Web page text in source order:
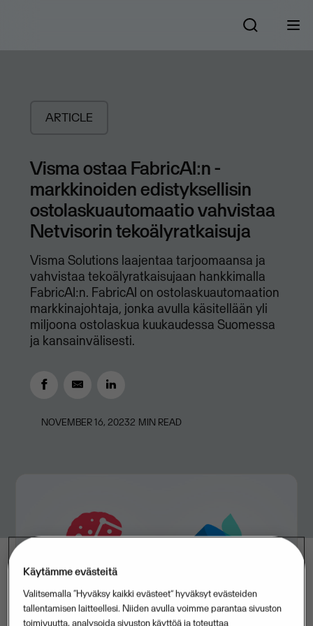
ARTICLE
Visma ostaa FabricAI:n -
markkinoiden edistyksellisin
ostolaskuautomaatio vahvistaa
Netvisorin tekoälyratkaisuja
Visma Solutions laajentaa tarjoomaansa ja
vahvistaa tekoälyratkaisujaan hankkimalla
FabricAI:n. FabricAI on ostolaskuautomaation
markkinajohtaja, jonka avulla käsitellään yli
miljoona ostolaskua kuukaudessa Suomessa
ja kansainvälisesti.
NOVEMBER 16, 20232 MIN READ
Käytämme evästeitä
Valitsemalla “Hyväksy kaikki evästeet” hyväksyt evästeiden
tallentamisen laitteellesi. Niiden avulla voimme parantaa sivuston
toimivuutta, analysoida sivuston käyttöä ja toteuttaa